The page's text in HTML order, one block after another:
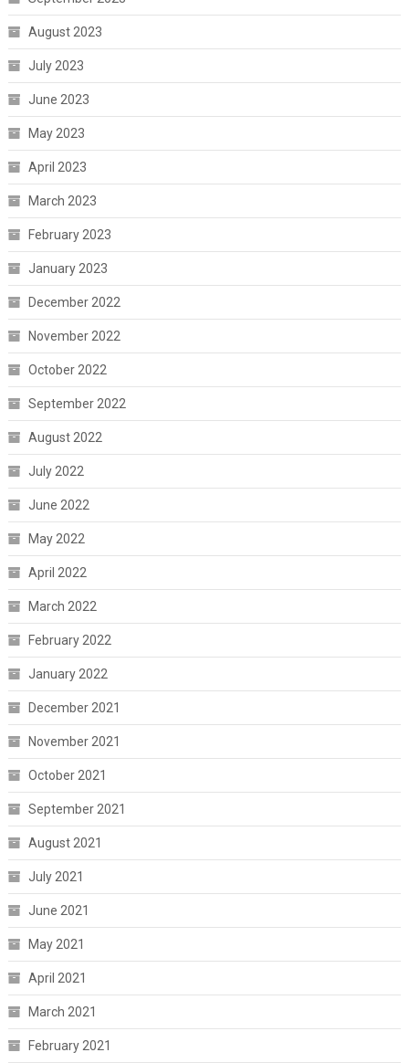
August 2023
July 2023
June 2023
May 2023
April 2023
March 2023
February 2023
January 2023
December 2022
November 2022
October 2022
September 2022
August 2022
July 2022
June 2022
May 2022
April 2022
March 2022
February 2022
January 2022
December 2021
November 2021
October 2021
September 2021
August 2021
July 2021
June 2021
May 2021
April 2021
March 2021
February 2021